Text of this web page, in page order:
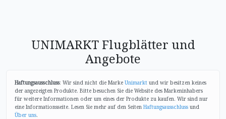
UNIMARKT Flugblätter und
Angebote
Haftungsausschluss: Wir sind nicht die Marke Unimarkt und wir besitzen keines
der angezeigten Produkte. Bitte besuchen Sie die Website des Markeninhabers
für weitere Informationen oder um eines der Produkte zu kaufen. Wir sind nur
eine Informationsseite. Lesen Sie mehr auf den Seiten Haftungsausschluss und
Über uns.